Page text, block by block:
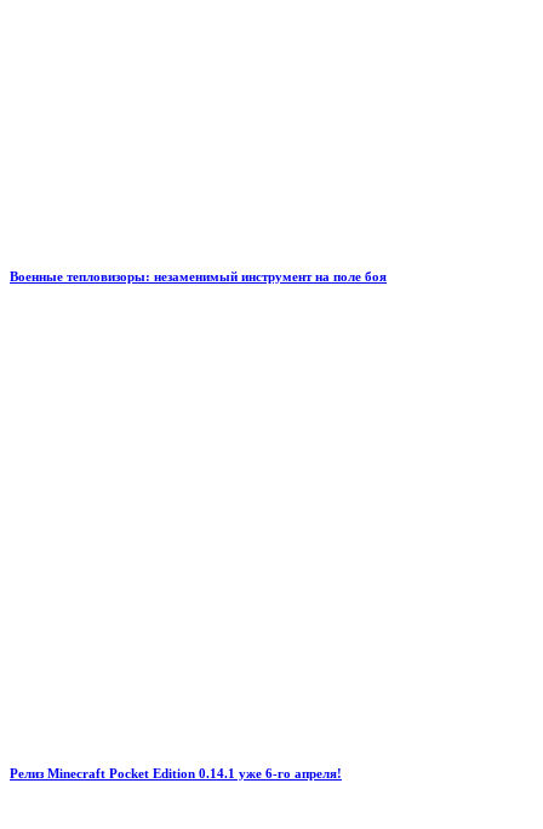
Военные тепловизоры: незаменимый инструмент на поле боя
Релиз Minecraft Pocket Edition 0.14.1 уже 6-го апреля!